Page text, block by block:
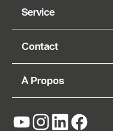
Service
Contact
À Propos